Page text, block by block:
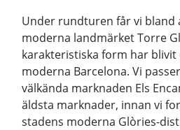
Under rundturen får vi bland
moderna landmärket Torre
karakteristiska form har
moderna Barcelona. Vi
välkända marknaden Els
äldsta marknader, innan vi
stadens moderna Glòries-